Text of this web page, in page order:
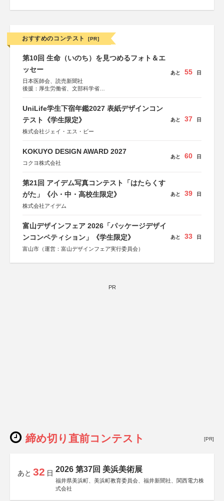
おすすめのコンテスト [PR]
第10回 生命（いのち）を見つめるフォト＆エ
ッセー
日本医師会、読売新聞社
後援：厚生労働省、文部科学省
しん生命保険株式会社
あと 55 日
UniLife学生下宿年鑑2027 表紙デザインコン
テスト《学生限定》
株式会社ジェイ・エス・ビー
あと 37 日
KOKUYO DESIGN AWARD 2027
コクヨ株式会社
あと 60 日
第21回 アイデム写真コンテスト「はたらくす
がた」《小・中・高校生限定》
株式会社アイデム
あと 39 日
富山デザインフェア 2026「パッケージデザイ
ンコンペティション」《学生限定》
富山市（運営：富山デザインフェア実行委員会）
あと 33 日
PR
締め切り直前コンテスト [PR]
あと 32 日 2026 第37回 美浜美術展
福井県美浜町、美浜町教育委員会、福井新聞社、関西電力株
式会社